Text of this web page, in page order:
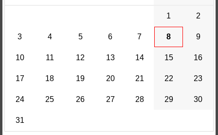
1 2
3 4 5 6 7 8 9
10 11 12 13 14 15 16
17 18 19 20 21 22 23
24 25 26 27 28 29 30
31